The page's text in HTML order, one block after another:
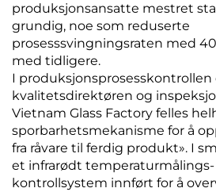
produksjonsansatte mestret
grundig, noe som reduserte
prosesssvingningsraten med
med tidligere.
I
kvalitetsdirektøren og
Vietnam Glass Factory felles
sporbarhetsmekanisme for å
fra råvare til ferdig produkt». I
et infrarødt
kontrollsystem innført for å